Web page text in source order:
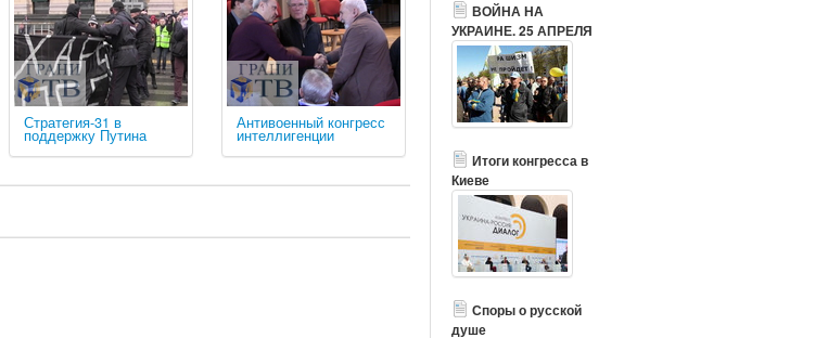
Стратегия-31 в
поддержку Путина
Антивоенный конгресс
интеллигенции
ВОЙНА НА
УКРАИНЕ. 25 АПРЕЛЯ
Итоги конгресса в
Киеве
Споры о русской
душе